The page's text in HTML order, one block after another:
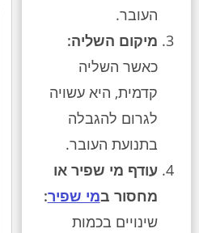
העובר.
מיקום השליה:
כאשר השליה
קדמית, היא עשויה
לגרום להגבלה
בתנועת העובר.
עודף מי שפיר או
מחסור במי שפיר:
שינויים בכמות